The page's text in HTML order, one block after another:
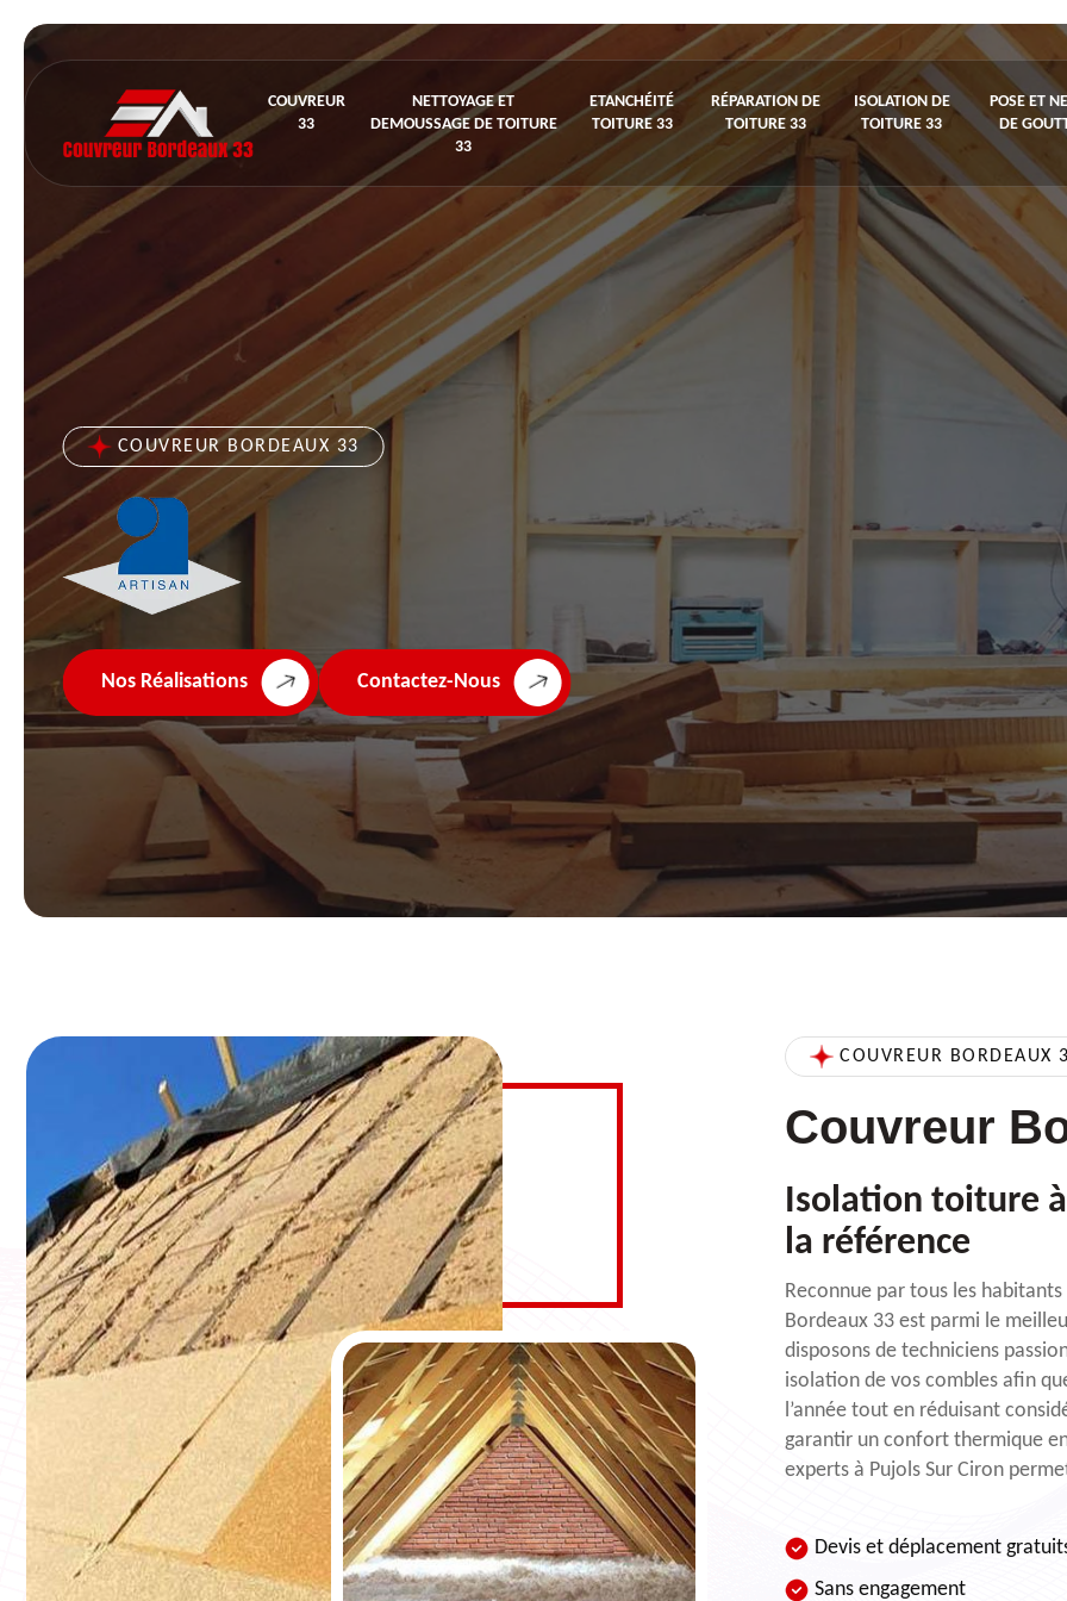
COUVREUR
33
NETTOYAGE ET
DEMOUSSAGE DE TOITURE
33
ETANCHÉITÉ
TOITURE 33
RÉPARATION DE
TOITURE 33
ISOLATION DE
TOITURE 33
POSE ET
DE
COUVREUR BORDEAUX 33
Nos Réalisations Contactez-Nous
COUVREUR BORDEAUX
Couvreur
Isolation toiture
la référence
Reconnue par tous les
Bordeaux 33 est parmi le
disposons de techniciens
isolation de vos combles afin
l’année tout en réduisant
garantir un confort thermique
experts à Pujols Sur Ciron
Devis et déplacement
Sans engagement